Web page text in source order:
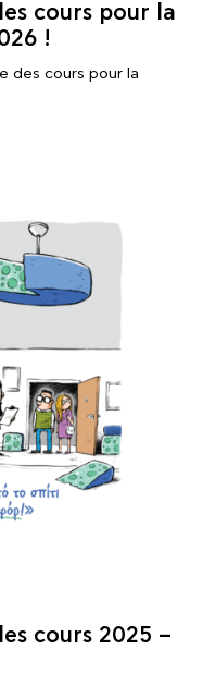
cours pour la
!
des cours pour la
cours 2025 –